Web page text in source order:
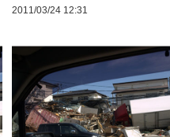
2011/03/24 12:31